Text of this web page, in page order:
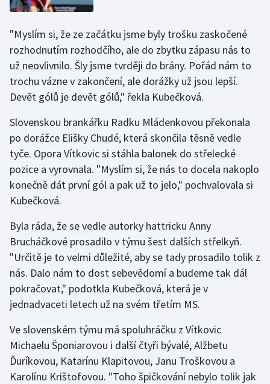
Lezení
Lyže a snowboard
Motorsport
Olympijské hry
Parasport
Plavání
Plážový volejbal
Ragby
Rychlobruslení
Rychlostní kanoistika
Short track
"Myslím si, že ze začátku jsme byly trošku zaskočené
rozhodnutím rozhodčího, ale do zbytku zápasu nás to
už neovlivnilo. Šly jsme tvrději do brány. Pořád nám to
trochu vázne v zakončení, ale dorážky už jsou lepší.
Devět gólů je devět gólů," řekla Kubečková.
Slovenskou brankářku Radku Mládenkovou překonala
po dorážce Elišky Chudé, která skončila těsně vedle
tyče. Opora Vítkovic si stáhla balonek do střelecké
pozice a vyrovnala. "Myslím si, že nás to docela nakoplo
konečně dát první gól a pak už to jelo," pochvalovala si
Kubečková.
Byla ráda, že se vedle autorky hattricku Anny
Brucháčkové prosadilo v týmu šest dalších střelkyň.
"Určitě je to velmi důležité, aby se tady prosadilo tolik z
nás. Dalo nám to dost sebevědomí a budeme tak dál
pokračovat," podotkla Kubečková, která je v
jednadvaceti letech už na svém třetím MS.
Ve slovenském týmu má spoluhráčku z Vítkovic
Michaelu Šponiarovou i další čtyři bývalé, Alžbetu
Ďuríkovou, Katarínu Klapitovou, Janu Troškovou a
Karolínu Krištofovou. "Toho špičkování nebylo tolik jak